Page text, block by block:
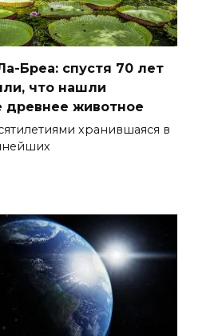
Бреа: спустя 70 лет
что нашли
древнее животное
хранившаяся в